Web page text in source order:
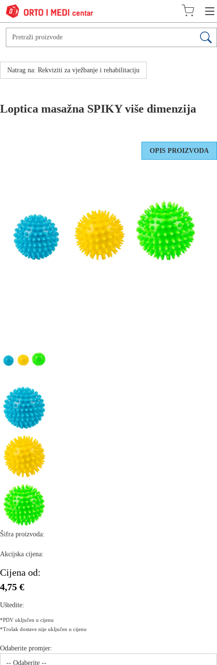
Natrag na: Rekviziti za vježbanje i rehabilitaciju
Loptica masažna SPIKY više dimenzija
OPIS PROIZVODA
Šifra proizvoda:
Akcijska cijena:
Cijena od:
4,75 €
Uštedite:
*PDV uključen u cijenu
*Trošak dostave nije uključen u cijenu
Odaberite promjer: